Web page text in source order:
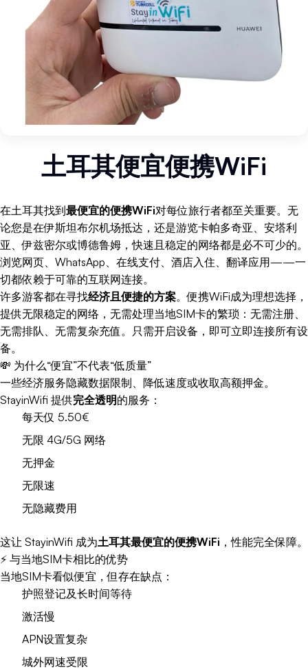
土耳其便宜便携WiFi
在土耳其找到最便宜的便携WiFi对每位旅行者都至关重要。无
论您是在伊斯坦布尔机场抵达，还是游览卡帕多奇亚、安塔利
亚、伊兹密尔或博德鲁姆，快速且稳定的网络都是必不可少的。
浏览网页、WhatsApp、在线支付、酒店入住、翻译应用——一
切都依赖于可靠的互联网连接。
许多游客都在寻找经济且便捷的方案。便携WiFi成为理想选择，
提供无限稳定的网络，无需处理当地SIM卡的繁琐：无需注册、
无需排队、无需复杂充值。只需开启设备，即可立即连接所有设
备。
💸 为什么“便宜”不代表“低质量”
一些经济服务隐藏数据限制、降低速度或收取高额押金。
StayinWifi 提供完全透明的服务：
每天仅 5.50€
无限 4G/5G 网络
无押金
无限速
无隐藏费用
这让 StayinWifi 成为土耳其最便宜的便携WiFi ，性能完全保障。
⚡ 与当地SIM卡相比的优势
当地SIM卡看似便宜，但存在缺点：
护照登记及长时间等待
激活慢
APN设置复杂
城外网速受限